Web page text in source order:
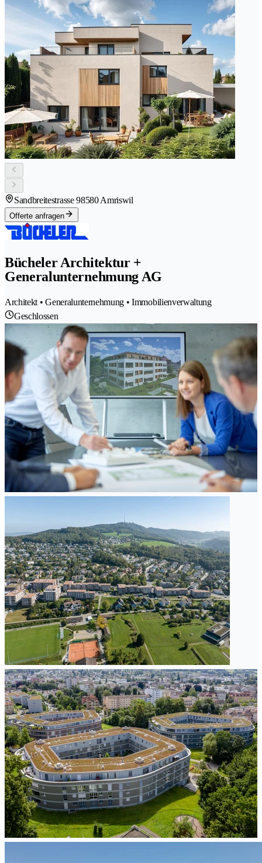
Sandbreitestrasse 98580 Amriswil
Offerte anfragen
Bücheler Architektur +
Generalunternehmung AG
Architekt • Generalunternehmung • Immobilienverwaltung
Geschlossen